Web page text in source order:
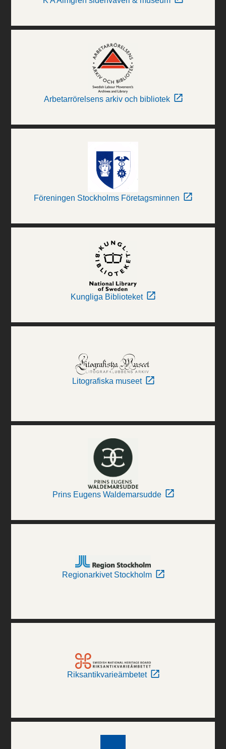
Arbetarrörelsens arkiv och bibliotek
Föreningen Stockholms Företagsminnen
Kungliga Biblioteket
Litografiska museet
Prins Eugens Waldemarsudde
Regionarkivet Stockholm
Riksantikvarieämbetet